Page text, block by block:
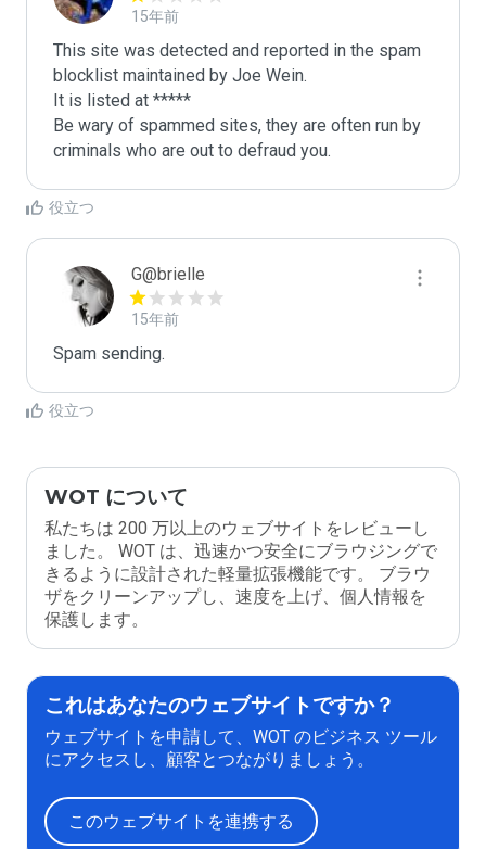
15年前
This site was detected and reported in the spam
blocklist maintained by Joe Wein.
It is listed at *****
Be wary of spammed sites, they are often run by
criminals who are out to defraud you.
役立つ
G@brielle
15年前
Spam sending.
役立つ
WOT について
私たちは 200 万以上のウェブサイトをレビューし
ました。 WOT は、迅速かつ安全にブラウジングで
きるように設計された軽量拡張機能です。 ブラウ
ザをクリーンアップし、速度を上げ、個人情報を
保護します。
これはあなたのウェブサイトですか？
ウェブサイトを申請して、WOT のビジネス ツール
にアクセスし、顧客とつながりましょう。
このウェブサイトを連携する